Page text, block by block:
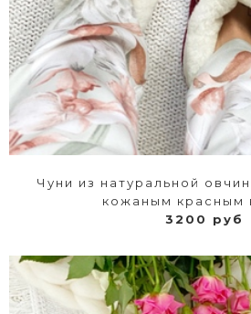
Чуни из натуральной
кожаным красным
3200 руб